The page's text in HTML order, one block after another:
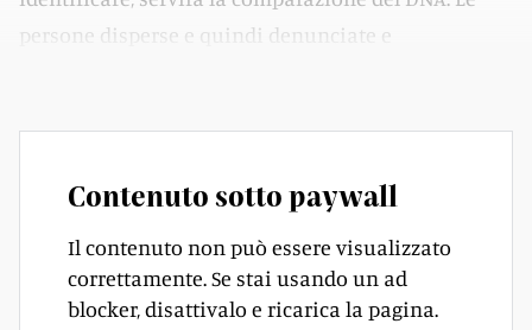
persone disperse e quindi denunciate e
Contenuto sotto paywall
Il contenuto non può essere visualizzato
correttamente. Se stai usando un ad
blocker, disattivalo e ricarica la pagina.